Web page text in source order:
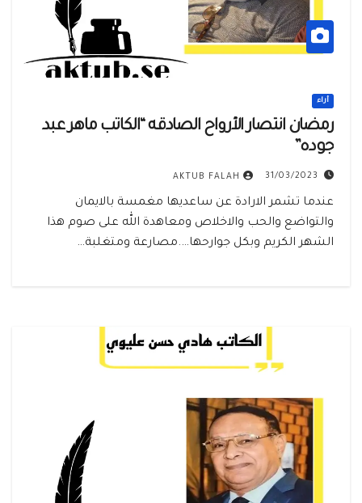
أراء
رمضان انتصار الأرواح الصادقه “الكاتب ماهر عبد
جوده”
31/03/2023
AKTUB FALAH
عندما تشمر الارادة عن ساعديها مغمسة بالايمان
والتواضع والحب والاخلاص ومعاهدة الله على صوم هذا
الشهر الكريم وبكل جوارحها….مصارعة ومتغلبة…